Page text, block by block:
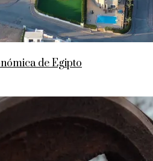
de Egipto